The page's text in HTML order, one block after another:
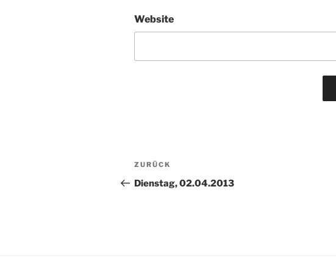
Website
Beitragsnavigation
Vorheriger
Beitrag
ZURÜCK
Dienstag, 02.04.2013